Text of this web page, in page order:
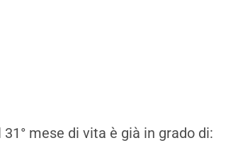
mese di vita è già in grado di: